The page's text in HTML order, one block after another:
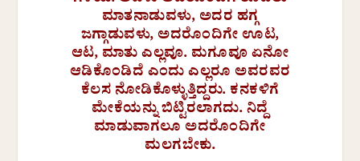
ಮಾತನಾಡುವಳು, ಅದರ ಹಗ್ಗ
ಜಗ್ಗಾಡುವಳು, ಅದರೊಂದಿಗೇ ಊಟ,
ಆಟ, ಮಾತು ಎಲ್ಲವೂ. ಮಗೂವೂ ಏನೋ
ಆಡಿಕೊಂಡಿದೆ ಎಂದು ಎಲ್ಲರೂ ಅವರವರ
ಕೆಲಸ ನೋಡಿಕೊಳ್ಳುತ್ತಿದ್ದರು. ಕನಕಳಿಗೆ
ಮೇಕೆಯನ್ನು ಬಿಟ್ಟಿರಲಾಗದು. ನಿದ್ದೆ
ಮಾಡುವಾಗಲೂ ಅದರೊಂದಿಗೇ
ಮಲಗಬೇಕು.